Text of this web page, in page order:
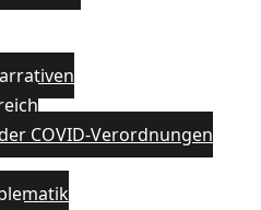
COVID-Verordnungen